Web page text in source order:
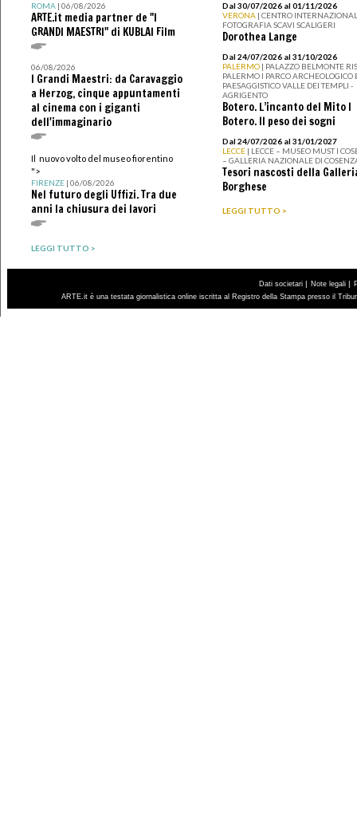
ROMA| 06/08/2026
ARTE.it media partner de "I
GRANDI MAESTRI" di KUBLAI Film
06/08/2026
I Grandi Maestri: da Caravaggio
a Herzog, cinque appuntamenti
al cinema con i giganti
dell'immaginario
Il nuovo volto del museo fiorentino
">
FIRENZE| 06/08/2026
Nel futuro degli Uffizi. Tra due
anni la chiusura dei lavori
LEGGI TUTTO >
Dal 30/07/2026 al 01/11/2026
VERONA | CENTRO
FOTOGRAFIA SCAVI SCALIGERI
Dorothea Lange
Dal 24/07/2026 al 31/10/2026
PALERMO | PALAZZO BELMONTE
PALERMO I PARCO ARCHEOLOGICO
PAESAGGISTICO VALLE DEI TEMPLI -
AGRIGENTO
Botero. L’incanto del Mito I
Botero. Il peso dei sogni
Dal 24/07/2026 al 31/01/2027
LECCE | LECCE – MUSEO MUST I
– GALLERIA NAZIONALE DI
Tesori nascosti della
Borghese
LEGGI TUTTO >
Dati societari | Note legali |
ARTE.it è una testata giornalistica online iscritta al Registro della Stampa presso il